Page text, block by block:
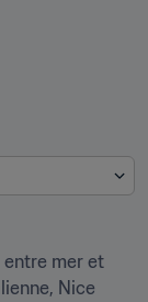
entre mer et
Nice